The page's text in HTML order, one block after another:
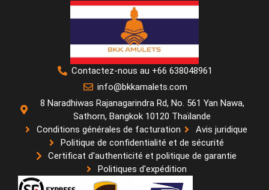
Contactez-nous au +66 638048961
info@bkkamalets.com
8 Naradhiwas Rajanagarindra Rd, No. 561 Yan Nawa,
Sathorn, Bangkok 10120 Thaïlande
Conditions générales de facturation
Avis juridique
Politique de confidentialité et de sécurité
Certificat d'authenticité et politique de garantie
Politiques d'expédition